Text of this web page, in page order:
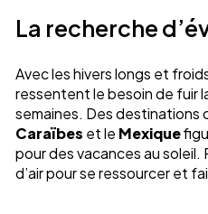
La recherche
Avec les hivers longs et
ressentent le besoin de fuir
semaines. Des destinations
Caraïbes et le Mexique
pour des vacances au
d’air pour se ressourcer et